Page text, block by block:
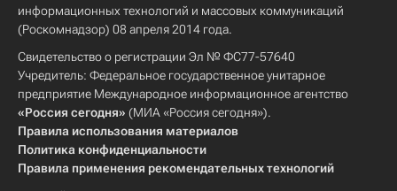
информационных технологий и массовых коммуникаций
(Роскомнадзор) 08 апреля 2014 года.
Свидетельство о регистрации Эл № ФС77-57640
Учредитель: Федеральное государственное унитарное
предприятие Международное информационное агентство
«Россия сегодня» (МИА «Россия сегодня»).
Правила использования материалов
Политика конфиденциальности
Правила применения рекомендательных технологий